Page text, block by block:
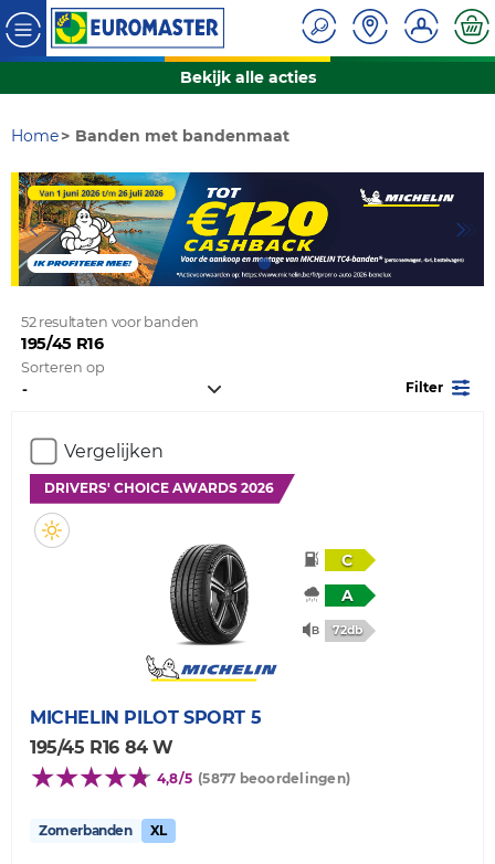
Bekijk alle acties
Home Banden met bandenmaat
52 resultaten voor banden
195/45 R16
Sorteren op
Filter
Vergelijken
DRIVERS' CHOICE AWARDS 2026
C
A
72db
MICHELIN PILOT SPORT 5
195/45 R16 84 W
4,8/5 (5877 beoordelingen)
Zomerbanden XL